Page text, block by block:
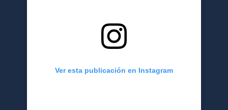
Ver esta publicación en Instagram